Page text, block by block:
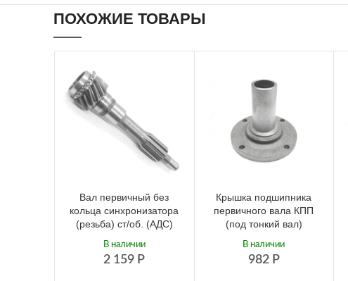
ПОХОЖИЕ ТОВАРЫ
Вал первичный без
кольца синхронизатора
(резьба) ст/об. (АДС)
2 159 Р
В наличии
Крышка подшипника
первичного вала КПП
(под тонкий вал)
982 Р
В наличии